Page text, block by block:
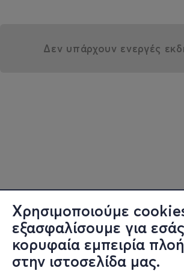
Χρησιμοποιούμε
εξασφαλίσουμε για
κορυφαία εμπειρία
στην ιστοσελίδα μας.
Δεν υπάρχουν ενεργές